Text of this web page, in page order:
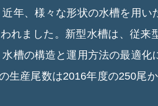
年、様々な形状の水槽を用い
れました。新型水槽は、従来
槽の構造と運用方法の最適化
生産尾数は2016年度の250尾